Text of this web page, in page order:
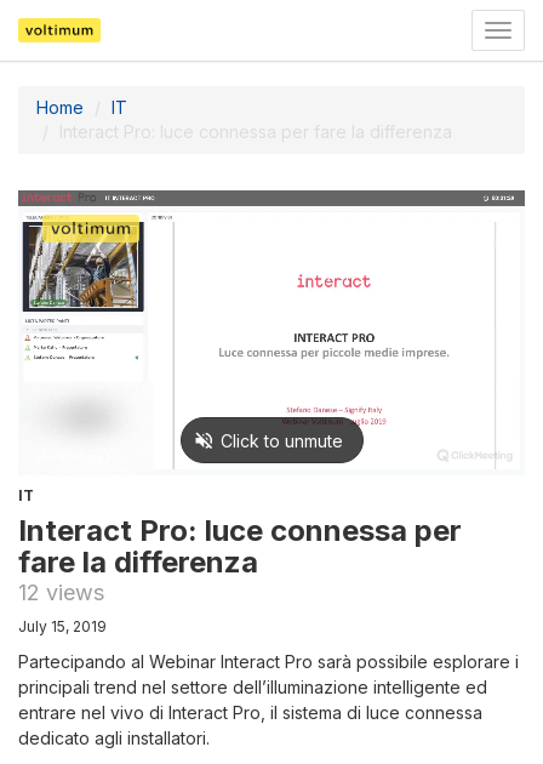
Home
IT
Interact Pro: luce connessa per fare la differenza
IT
Interact Pro: luce connessa per
fare la differenza
12 views
July 15, 2019
Partecipando al Webinar Interact Pro sarà possibile esplorare i
principali trend nel settore dell’illuminazione intelligente ed
entrare nel vivo di Interact Pro, il sistema di luce connessa
dedicato agli installatori.